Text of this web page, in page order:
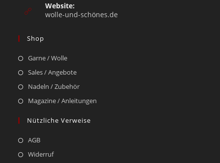
Website:
wolle-und-schönes.de
Shop
Garne / Wolle
Sales / Angebote
Nadeln / Zubehör
Magazine / Anleitungen
Nützliche Verweise
AGB
Widerruf